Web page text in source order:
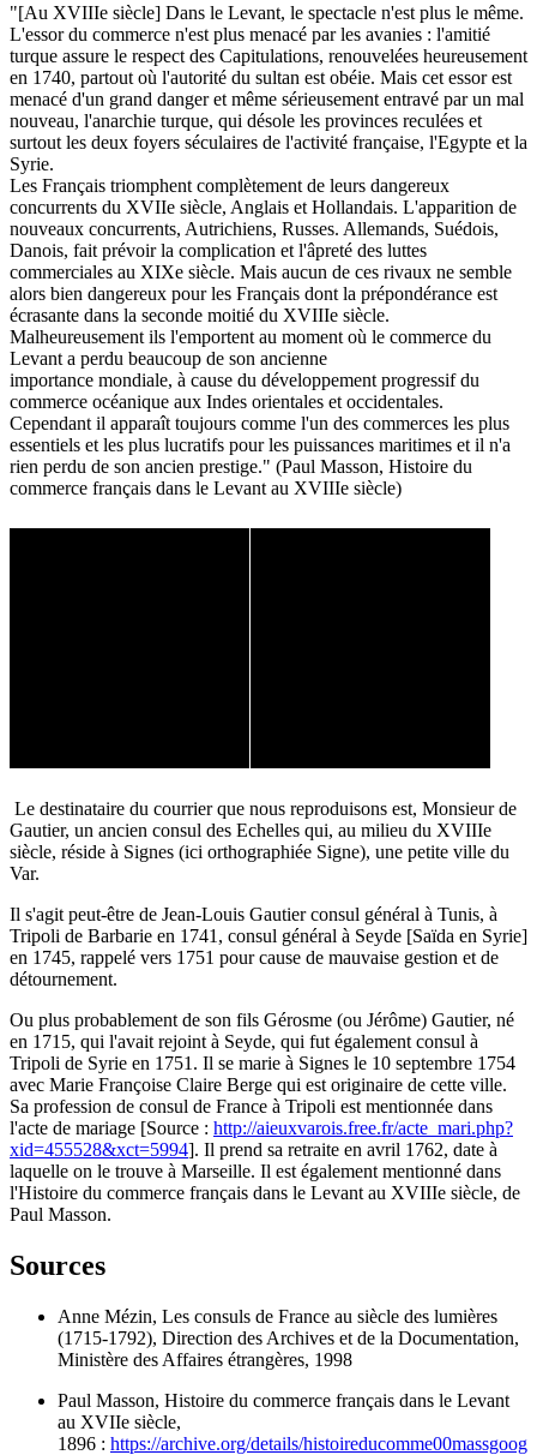
"[Au XVIIIe siècle] Dans le Levant, le spectacle n'est plus le même.
L'essor du commerce n'est plus menacé par les avanies : l'amitié
turque assure le respect des Capitulations, renouvelées heureusement
en 1740, partout où l'autorité du sultan est obéie. Mais cet essor est
menacé d'un grand danger et même sérieusement entravé par un mal
nouveau, l'anarchie turque, qui désole les provinces reculées et
surtout les deux foyers séculaires de l'activité française, l'Egypte et la
Syrie.
Les Français triomphent complètement de leurs dangereux
concurrents du XVIIe siècle, Anglais et Hollandais. L'apparition de
nouveaux concurrents, Autrichiens, Russes. Allemands, Suédois,
Danois, fait prévoir la complication et l'âpreté des luttes
commerciales au XIXe siècle. Mais aucun de ces rivaux ne semble
alors bien dangereux pour les Français dont la prépondérance est
écrasante dans la seconde moitié du XVIIIe siècle.
Malheureusement ils l'emportent au moment où le commerce du
Levant a perdu beaucoup de son ancienne
importance mondiale, à cause du développement progressif du
commerce océanique aux Indes orientales et occidentales.
Cependant il apparaît toujours comme l'un des commerces les plus
essentiels et les plus lucratifs pour les puissances maritimes et il n'a
rien perdu de son ancien prestige." (Paul Masson, Histoire du
commerce français dans le Levant au XVIIIe siècle)
Le destinataire du courrier que nous reproduisons est, Monsieur de
Gautier, un ancien consul des Echelles qui, au milieu du XVIIIe
siècle, réside à Signes (ici orthographiée Signe), une petite ville du
Var.
Il s'agit peut-être de Jean-Louis Gautier consul général à Tunis, à
Tripoli de Barbarie en 1741, consul général à Seyde [Saïda en Syrie]
en 1745, rappelé vers 1751 pour cause de mauvaise gestion et de
détournement.
Ou plus probablement de son fils Gérosme (ou Jérôme) Gautier, né
en 1715, qui l'avait rejoint à Seyde, qui fut également consul à
Tripoli de Syrie en 1751. Il se marie à Signes le 10 septembre 1754
avec Marie Françoise Claire Berge qui est originaire de cette ville.
Sa profession de consul de France à Tripoli est mentionnée dans
l'acte de mariage [Source : http://aieuxvarois.free.fr/acte_mari.php?
xid=455528&xct=5994]. Il prend sa retraite en avril 1762, date à
laquelle on le trouve à Marseille. Il est également mentionné dans
l'Histoire du commerce français dans le Levant au XVIIIe siècle, de
Paul Masson.
Sources
Anne Mézin, Les consuls de France au siècle des lumières
(1715-1792), Direction des Archives et de la Documentation,
Ministère des Affaires étrangères, 1998
Paul Masson, Histoire du commerce français dans le Levant
au XVIIe siècle,
1896 : https://archive.org/details/histoireducomme00massgoog